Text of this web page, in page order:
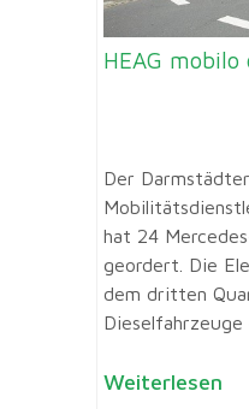
HEAG
Der Darmstädter
hat 24
geordert. Die
dem dritten
Dieselfahrzeuge
Weiterlesen